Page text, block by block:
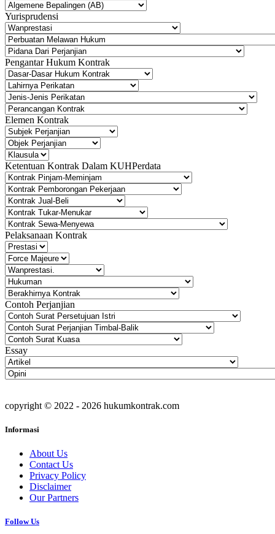
Yurisprudensi
Pengantar Hukum Kontrak
Elemen Kontrak
Ketentuan Kontrak Dalam KUHPerdata
Pelaksanaan Kontrak
Contoh Perjanjian
Essay
copyright © 2022 - 2026 hukumkontrak.com
Informasi
About Us
Contact Us
Privacy Policy
Disclaimer
Our Partners
Follow Us